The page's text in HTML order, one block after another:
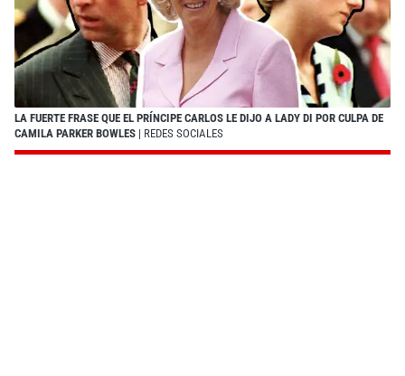
LA FUERTE FRASE QUE EL PRÍNCIPE CARLOS LE DIJO A LADY DI POR CULPA DE
CAMILA PARKER BOWLES | REDES SOCIALES